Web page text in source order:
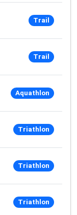
Trail
Trail
Aquathlon
Triathlon
Triathlon
Triathlon